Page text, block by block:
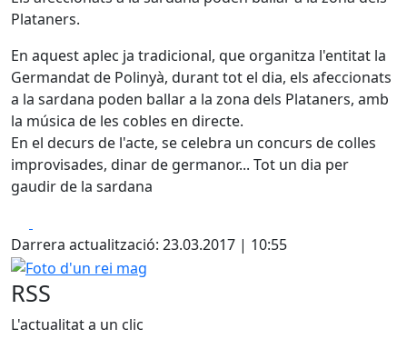
Plataners.
En aquest aplec ja tradicional, que organitza l'entitat la
Germandat de Polinyà, durant tot el dia, els afeccionats
a la sardana poden ballar a la zona dels Plataners, amb
la música de les cobles en directe.
En el decurs de l'acte, se celebra un concurs de colles
improvisades, dinar de germanor... Tot un dia per
gaudir de la sardana
Darrera actualització: 23.03.2017 | 10:55
Foto d'un rei mag
RSS
L'actualitat a un clic